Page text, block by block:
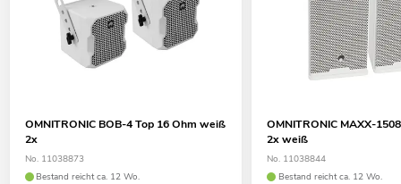
OMNITRONIC BOB-4 Top 16 Ohm weiß
2x
No. 11038873
Bestand reicht ca. 12 Wo.
OMNITRONIC MAXX-
2x weiß
No. 11038844
Bestand reicht ca. 12 Wo.